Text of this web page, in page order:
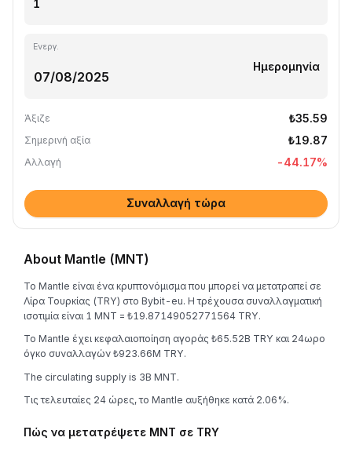
Ενεργ.
Ημερομηνία
Άξιζε ₺35.59
Σημερινή αξία ₺19.87
Αλλαγή -44.17%
Συναλλαγή τώρα
About Mantle (MNT)
Το Mantle είναι ένα κρυπτονόμισμα που μπορεί να μετατραπεί σε
Λίρα Τουρκίας (TRY) στο Bybit-eu. Η τρέχουσα συναλλαγματική
ισοτιμία είναι 1 MNT = ₺19.87149052771564 TRY.
Το Mantle έχει κεφαλαιοποίηση αγοράς ₺65.52B TRY και 24ωρο
όγκο συναλλαγών ₺923.66M TRY.
The circulating supply is 3B MNT.
Τις τελευταίες 24 ώρες, το Mantle αυξήθηκε κατά 2.06%.
Πώς να μετατρέψετε MNT σε TRY